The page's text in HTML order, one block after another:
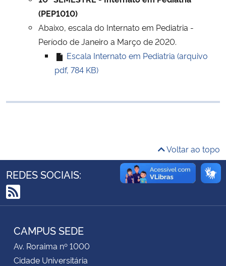
Ministério de Minas e Energia
Controladoria-Geral da União
Secretaria-Geral
(PEP1010)
Abaixo, escala do Internato em Pediatria -
Período de Janeiro a Março de 2020.
Escala Internato em Pediatria (arquivo
pdf, 784 KB)
Voltar ao topo
REDES SOCIAIS:
RSS
CAMPUS SEDE
Av. Roraima nº 1000
Cidade Universitária